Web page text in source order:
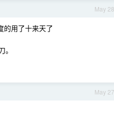
May 28
的用了十来天了
May 27